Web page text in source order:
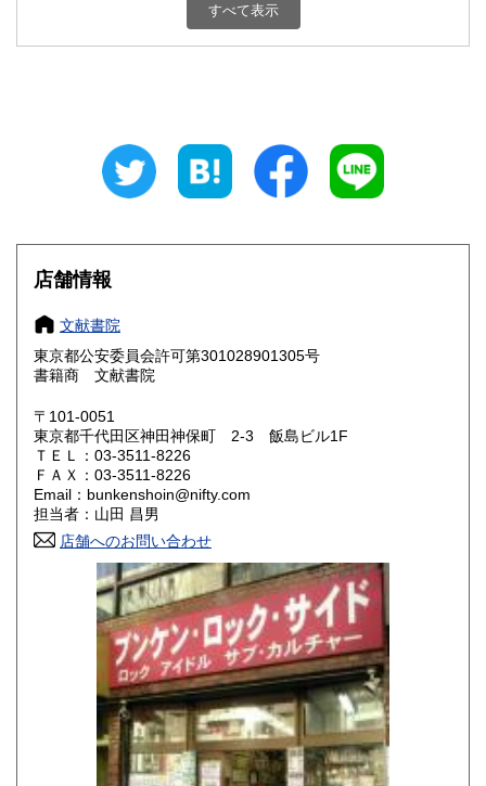
200円 三重県
大阪府
奈良県
鳥取県 200円 島根県
岡山県
山口県 200円
香川県 200円
高知県 200円
200円 長崎県
200円 大分県
200円 鹿児島県
200円
すべて表示
店舗情報
文献書院
東京都公安委員会許可第301028901305号
書籍商 文献書院
〒101-0051
東京都千代田区神田神保町 2-3 飯島ビル1F
ＴＥＬ：03-3511-8226
ＦＡＸ：03-3511-8226
Email：bunkenshoin@nifty.com
担当者：山田 昌男
店舗へのお問い合わせ